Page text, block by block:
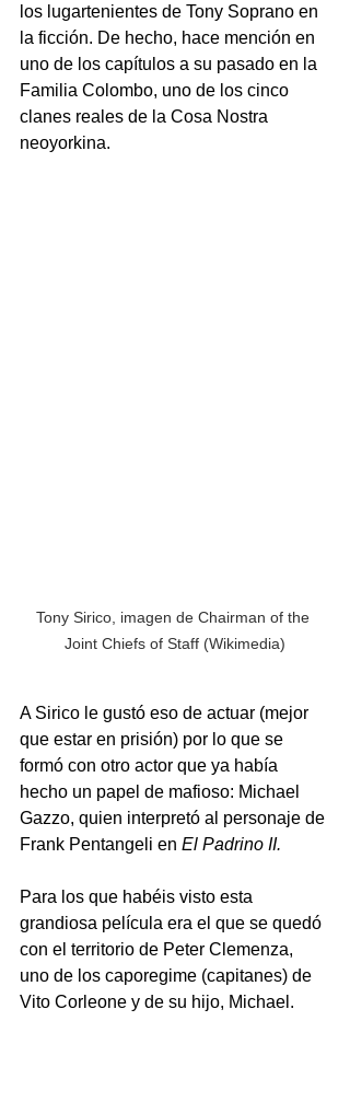
los lugartenientes de Tony Soprano en
la ficción. De hecho, hace mención en
uno de los capítulos a su pasado en la
Familia Colombo, uno de los cinco
clanes reales de la Cosa Nostra
neoyorkina.
Tony Sirico, imagen de Chairman of the
Joint Chiefs of Staff (Wikimedia)
A Sirico le gustó eso de actuar (mejor
que estar en prisión) por lo que se
formó con otro actor que ya había
hecho un papel de mafioso: Michael
Gazzo, quien interpretó al personaje de
Frank Pentangeli en El Padrino II.
Para los que habéis visto esta
grandiosa película era el que se quedó
con el territorio de Peter Clemenza,
uno de los caporegime (capitanes) de
Vito Corleone y de su hijo, Michael.